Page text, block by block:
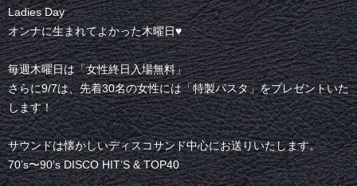
Ladies Day
オンナに生まれてよかった木曜日♥
毎週木曜日は「女性終日入場無料」
さらに9/7は、先着30名の女性には「特製パスタ」をプレゼントいた
します！
サウンドは懐かしいディスコサンド中心にお送りいたします。
70’s〜90’s DISCO HIT’S & TOP40